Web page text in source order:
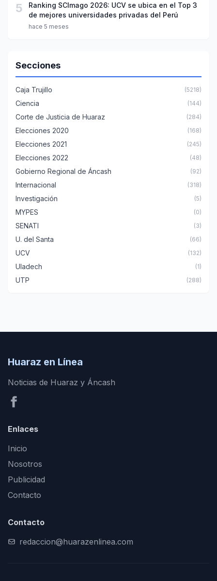
5
Ranking SCImago 2026: UCV se ubica en el Top 3
de mejores universidades privadas del Perú
hace 5 meses
Secciones
Caja Trujillo (5218)
Ciencia (144)
Corte de Justicia de Huaraz (284)
Elecciones 2020 (168)
Elecciones 2021 (245)
Elecciones 2022 (48)
Gobierno Regional de Áncash (92)
Internacional (318)
Investigación (5)
MYPES (0)
SENATI (3)
U. del Santa (66)
UCV (132)
Uladech (1)
UTP (288)
Huaraz en Línea
Noticias de Huaraz y Áncash
Enlaces
Inicio
Nosotros
Publicidad
Contacto
Contacto
redaccion@huarazenlinea.com